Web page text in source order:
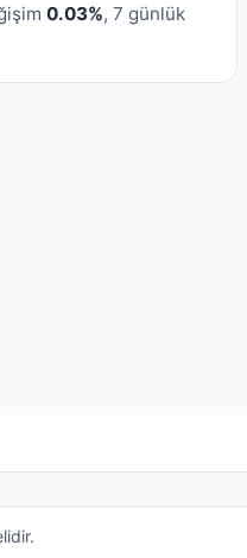
0.03%, 7 günlük